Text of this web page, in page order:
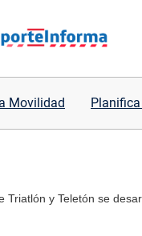
Movilidad
Triatlón y Teletón se